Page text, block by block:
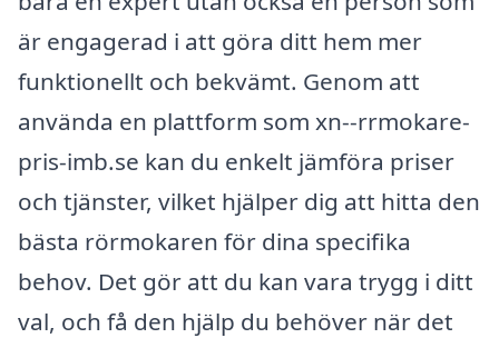
är engagerad i att göra ditt hem mer
funktionellt och bekvämt. Genom att
använda en plattform som xn--rrmokare-
pris-imb.se kan du enkelt jämföra priser
och tjänster, vilket hjälper dig att hitta den
bästa rörmokaren för dina specifika
behov. Det gör att du kan vara trygg i ditt
val, och få den hjälp du behöver när det